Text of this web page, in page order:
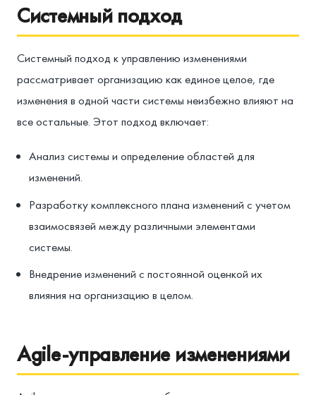
Системный подход
Системный подход к управлению изменениями
рассматривает организацию как единое целое, где
изменения в одной части системы неизбежно влияют на
все остальные. Этот подход включает:
Анализ системы и определение областей для
изменений.
Разработку комплексного плана изменений с учетом
взаимосвязей между различными элементами
системы.
Внедрение изменений с постоянной оценкой их
влияния на организацию в целом.
Agile-управление изменениями